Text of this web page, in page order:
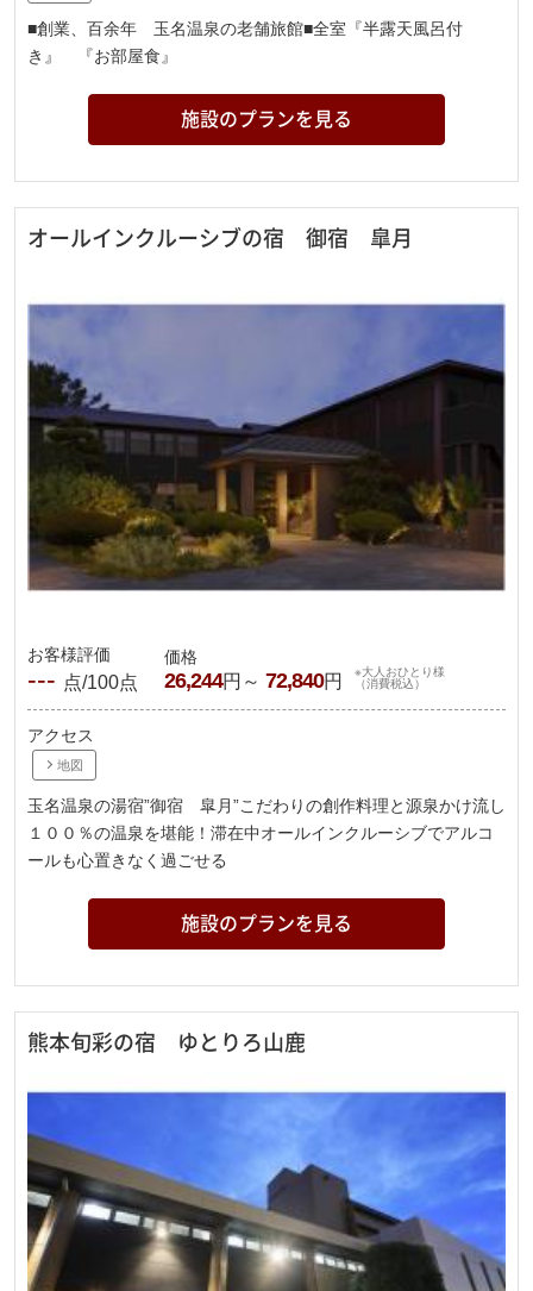
■創業、百余年 玉名温泉の老舗旅館■全室『半露天風呂付
き』 『お部屋食』
施設のプランを見る
オールインクルーシブの宿 御宿 皐月
お客様評価
--- 点/100点
価格
26,244円～ 72,840円
※大人おひとり様
（消費税込）
アクセス
地図
玉名温泉の湯宿”御宿 皐月”こだわりの創作料理と源泉かけ流し
１００％の温泉を堪能！滞在中オールインクルーシブでアルコ
ールも心置きなく過ごせる
施設のプランを見る
熊本旬彩の宿 ゆとりろ山鹿